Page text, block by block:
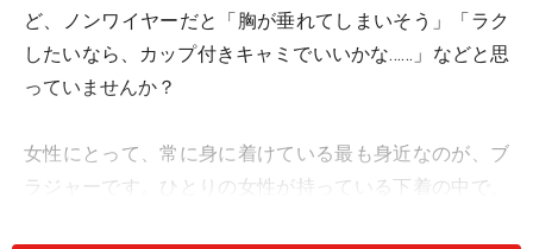
ど、ノンワイヤーだと「胸が垂れてしまいそう」「ラク
したいなら、カップ付きキャミでいいかな……」などと思
っていませんか？
女性にとって、常に身に着けている最も身近なのが、ブ
ラジャーです。ひとりの女性が持っている下着の中で、